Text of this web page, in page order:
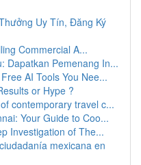
Uy Tín, Đăng Ký
Commercial A...
Dapatkan Pemenang In...
AI Tools You Nee...
or Hype ?
contemporary travel c...
Your Guide to Coo...
Investigation of The...
mexicana en